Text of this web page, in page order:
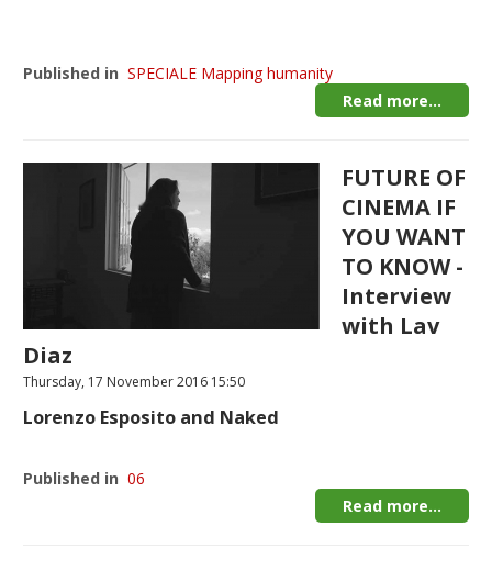
Published in SPECIALE Mapping humanity
Read more...
FUTURE OF
CINEMA IF
YOU WANT
TO KNOW -
Interview
with Lav
Diaz
Thursday, 17 November 2016 15:50
Lorenzo Esposito and Naked
Published in 06
Read more...